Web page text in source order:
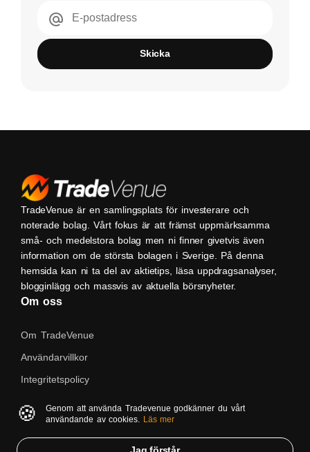
E-postadress
Skicka
TradeVenue är en samlingsplats för investerare och
noterade bolag. Vårt fokus är att främst uppmärksamma
små- och medelstora bolag men ni finner givetvis även
information om de största bolagen i Sverige. På denna
hemsida kan ni ta del av aktietips, läsa uppdragsanalyser,
blogginlägg och massvis av aktuella börsnyheter.
Om oss
Om TradeVenue
Användarvillkor
Integritetspolicy
Native
🍪
Genom att använda Tradevenue godkänner du vårt
användande av cookies. Läs mer
Jag förstår